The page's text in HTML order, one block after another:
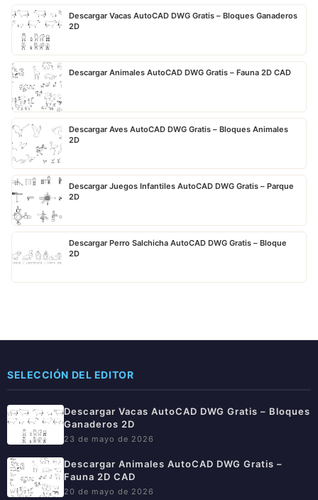
Descargar Vacas AutoCAD DWG Gratis – Bloques Ganaderos
2D
Descargar Animales AutoCAD DWG Gratis – Fauna 2D CAD
Descargar Aves AutoCAD DWG Gratis – Bloques Animales
2D
Descargar Juegos Infantiles AutoCAD DWG Gratis – Parque
2D
Descargar Perro Salchicha AutoCAD DWG Gratis – Bloque
2D
SELECCIÓN DEL EDITOR
Descargar Vacas AutoCAD DWG Gratis – Bloques
Ganaderos 2D
23 de mayo de 2026
Descargar Animales AutoCAD DWG Gratis –
Fauna 2D CAD
20 de mayo de 2026